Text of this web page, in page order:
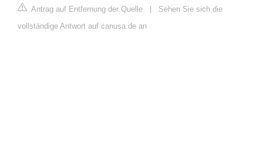
Antrag auf Entfernung der Quelle
Sehen Sie sich die
vollständige Antwort auf canusa.de an